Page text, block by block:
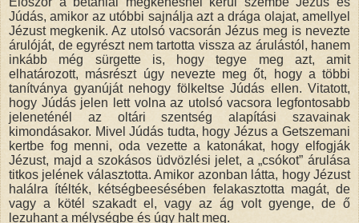
Júdás, amikor az utóbbi sajnálja azt a drága olajat, amellyel
Jézust megkenik. Az utolsó vacsorán Jézus meg is nevezte
árulóját, de egyrészt nem tartotta vissza az árulástól, hanem
inkább még sürgette is, hogy tegye meg azt, amit
elhatározott, másrészt úgy nevezte meg őt, hogy a többi
tanítványa gyanúját nehogy fölkeltse Júdás ellen. Vitatott,
hogy Júdás jelen lett volna az utolsó vacsora legfontosabb
jeleneténél az oltári szentség alapítási szavainak
kimondásakor. Mivel Júdás tudta, hogy Jézus a Getszemani
kertbe fog menni, oda vezette a katonákat, hogy elfogják
Jézust, majd a szokásos üdvözlési jelet, a „csókot” árulása
titkos jelének választotta. Amikor azonban látta, hogy Jézust
halálra ítélték, kétségbeesésében felakasztotta magát, de
vagy a kötél szakadt el, vagy az ág volt gyenge, de ő
lezuhant a mélységbe és úgy halt meg.